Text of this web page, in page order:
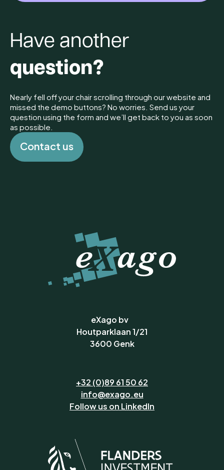
Have another
question?
Nearly fell off your chair scrolling through our website and
missed the demo buttons? No worries. Send us your
question using the form and we’ll get back to you as soon
as possible.
Contactus
Contact us
eXago bv
Houtparklaan 1/21
3600 Genk
+32 (0)89 61 50 62
info@exago.eu
Follow us on LinkedIn